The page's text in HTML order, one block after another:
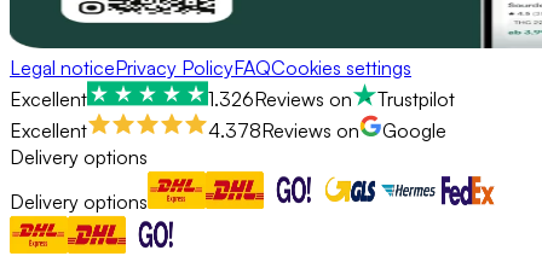
Legal noticePrivacy PolicyFAQCookies settings
Excellent
1.326Reviews on
Trustpilot
Excellent
4.378Reviews on
Google
Delivery options
Delivery options